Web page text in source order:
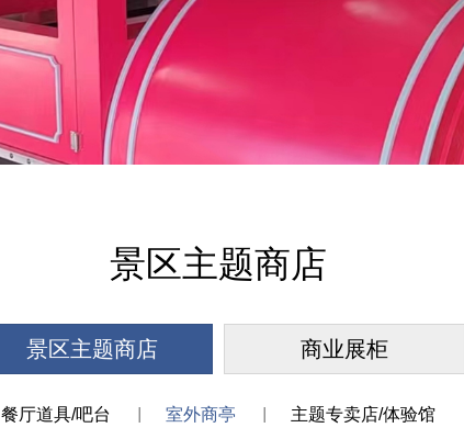
景区主题商店
景区主题商店 商业展柜
餐厅道具/吧台 室外商亭 主题专卖店/体验馆